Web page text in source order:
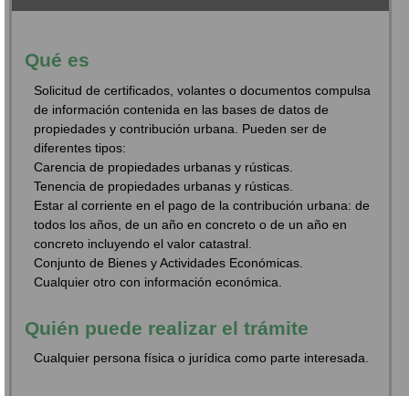
Qué es
Solicitud de certificados, volantes o documentos compulsa
de información contenida en las bases de datos de
propiedades y contribución urbana. Pueden ser de
diferentes tipos:
Carencia de propiedades urbanas y rústicas.
Tenencia de propiedades urbanas y rústicas.
Estar al corriente en el pago de la contribución urbana: de
todos los años, de un año en concreto o de un año en
concreto incluyendo el valor catastral.
Conjunto de Bienes y Actividades Económicas.
Cualquier otro con información económica.
Quién puede realizar el trámite
Cualquier persona física o jurídica como parte interesada.